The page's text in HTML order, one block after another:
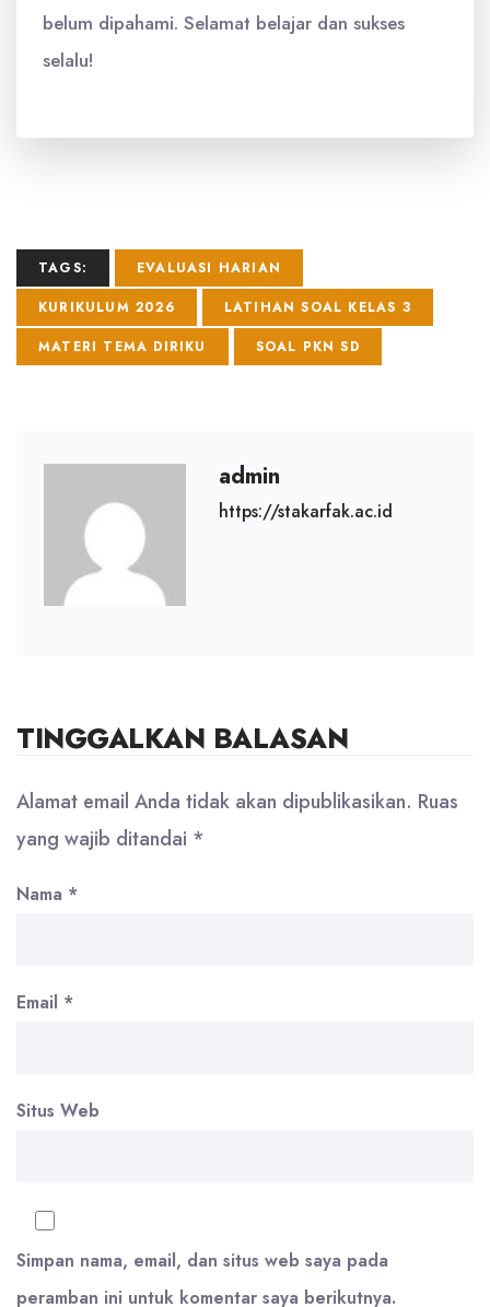
belum dipahami. Selamat belajar dan sukses
selalu!
TAGS:
EVALUASI HARIAN
KURIKULUM 2026
LATIHAN SOAL KELAS 3
MATERI TEMA DIRIKU
SOAL PKN SD
admin
https://stakarfak.ac.id
TINGGALKAN BALASAN
Alamat email Anda tidak akan dipublikasikan. Ruas
yang wajib ditandai *
Nama *
Email *
Situs Web
Simpan nama, email, dan situs web saya pada
peramban ini untuk komentar saya berikutnya.